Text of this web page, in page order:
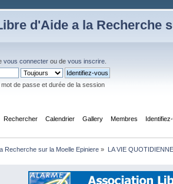
d'Aide a la Recherche
vous connecter ou de vous inscrire
de passe et durée de la session
Rechercher Calendrier Gallery Membres
Recherche sur la Moelle Epiniere » LA VIE QUOTIDIENNE